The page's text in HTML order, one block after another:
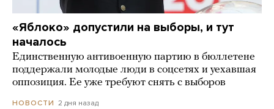
«Яблоко» допустили на выборы, и тут
началось
Единственную антивоенную партию в бюллетене
поддержали молодые люди в соцсетях и уехавшая
оппозиция. Ее уже требуют снять с выборов
НОВОСТИ 2 дня назад